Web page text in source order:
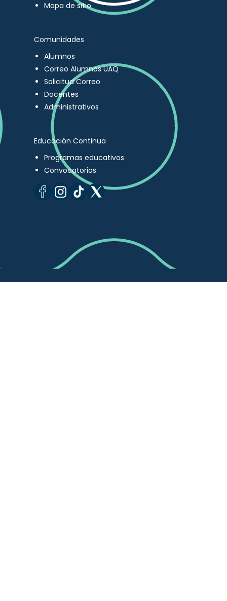
Mapa de sitio
Comunidades
Alumnos
Correo Alumnos UAQ
Solicitud Correo
Docentes
Administrativos
Educación Continua
Programas educativos
Convocatorias